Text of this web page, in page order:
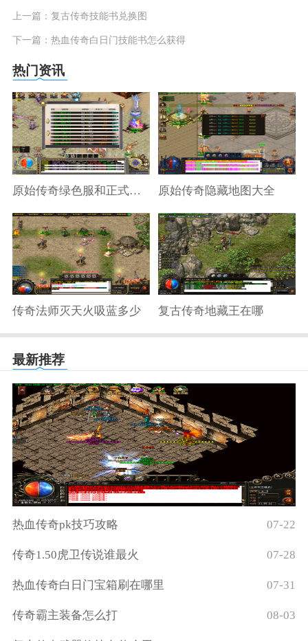
上一篇： 复古传奇技能书兑换图
下一篇： 热血传奇白日门技能书怎么获得
热门资讯
原始传奇绿色服和正式服区别 原始传奇隐藏地图大全
传奇法师灭天火吸蓝多少 复古传奇地藏王在哪
最新推荐
热血传奇pk技巧攻略 07-22
传奇1.50虎卫传说谁最火 07-28
热血传奇白日门宝箱刷在哪里 07-31
传奇霸主装备怎么打 08-03